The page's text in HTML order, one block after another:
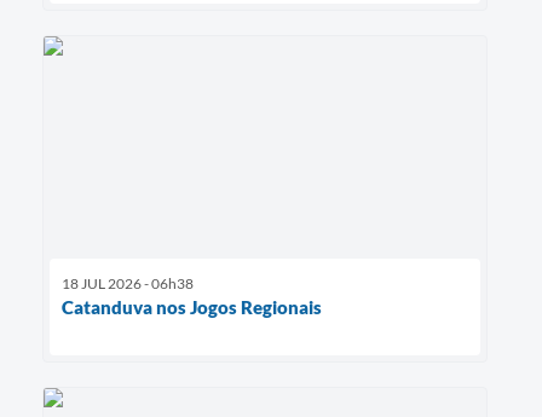
18 JUL 2026 - 06h38
Catanduva nos Jogos Regionais